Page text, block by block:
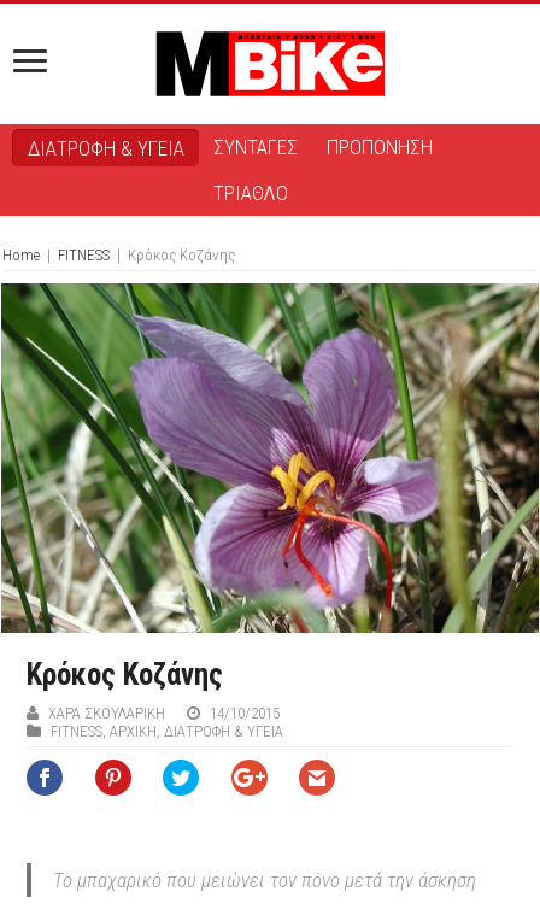
ΔΙΑΤΡΟΦΗ & ΥΓΕΙΑ ΣΥΝΤΑΓΕΣ
ΠΡΟΠΟΝΗΣΗ
ΤΡΙΑΘΛΟ
Home | FITNESS | Κρόκος Κοζάνης
Κρόκος Κοζάνης
ΧΑΡΆ ΣΚΟΥΛΑΡΊΚΗ
14/10/2015
FITNESS,ΑΡΧΙΚΉ,ΔΙΑΤΡΟΦΗ & ΥΓΕΙΑ
Το μπαχαρικό που μειώνει τον πόνο μετά την άσκηση